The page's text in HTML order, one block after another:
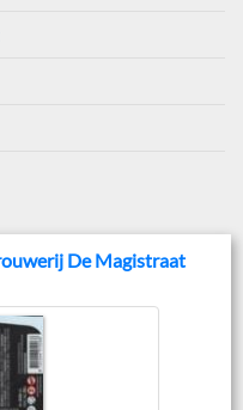
De Magistraat